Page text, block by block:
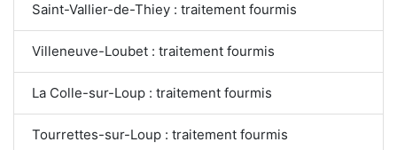
Saint-Vallier-de-Thiey : traitement fourmis
Villeneuve-Loubet : traitement fourmis
La Colle-sur-Loup : traitement fourmis
Tourrettes-sur-Loup : traitement fourmis